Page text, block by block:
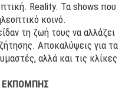
Reality. Τα shows που
κοινό.
τη ζωή τους να αλλάζει
Αποκαλύψεις για τα
αλλά και τις κλίκες
ΕΚΠΟΜΠΗΣ